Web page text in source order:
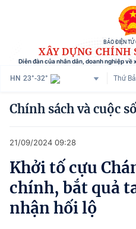
BÁO ĐIỆN TỬ
XÂY DỰNG CHÍNH
Diễn đàn của nhân dân, doanh nghiệp
HN 23°-32° Thứ
Danh mục
Tham vấn chính sách
Người dân góp ý
Chính sách và cuộc
21/09/2024 09:28
Khởi tố cựu
chính, bắt quả
nhận hối lộ